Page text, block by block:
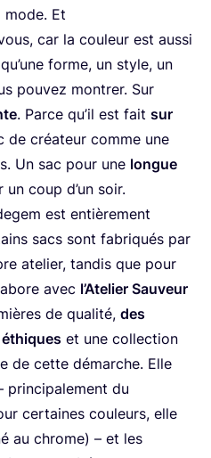
Et
car la cou­leur est aus­si
forme, un style, un
pou­vez mon­trer. Sur
. Parce qu’il est fait sur
de créa­teur comme une
Un sac pour une longue
un coup d’un soir.
est entiè­re­ment
sacs sont fabri­qués par
ate­lier, tan­dis que pour
avec l’A­te­lier Sau­veur
de qua­li­té, des
et une col­lec­tion
de cette démarche. Elle
prin­ci­pa­le­ment du
cer­taines cou­leurs, elle
au chrome) – et les